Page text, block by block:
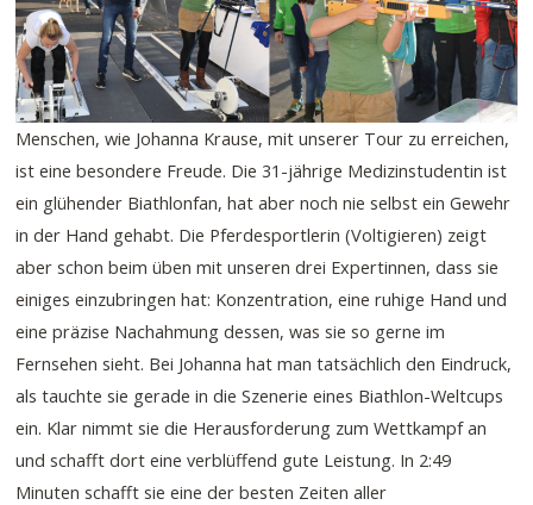
Menschen, wie Johanna Krause, mit unserer Tour zu erreichen,
ist eine besondere Freude. Die 31-jährige Medizinstudentin ist
ein glühender Biathlonfan, hat aber noch nie selbst ein Gewehr
in der Hand gehabt. Die Pferdesportlerin (Voltigieren) zeigt
aber schon beim üben mit unseren drei Expertinnen, dass sie
einiges einzubringen hat: Konzentration, eine ruhige Hand und
eine präzise Nachahmung dessen, was sie so gerne im
Fernsehen sieht. Bei Johanna hat man tatsächlich den Eindruck,
als tauchte sie gerade in die Szenerie eines Biathlon-Weltcups
ein. Klar nimmt sie die Herausforderung zum Wettkampf an
und schafft dort eine verblüffend gute Leistung. In 2:49
Minuten schafft sie eine der besten Zeiten aller